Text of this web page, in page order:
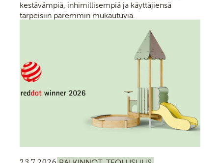
kestävämpiä, inhimillisempiä ja käyttäjiensä
tarpeisiin paremmin mukautuvia.